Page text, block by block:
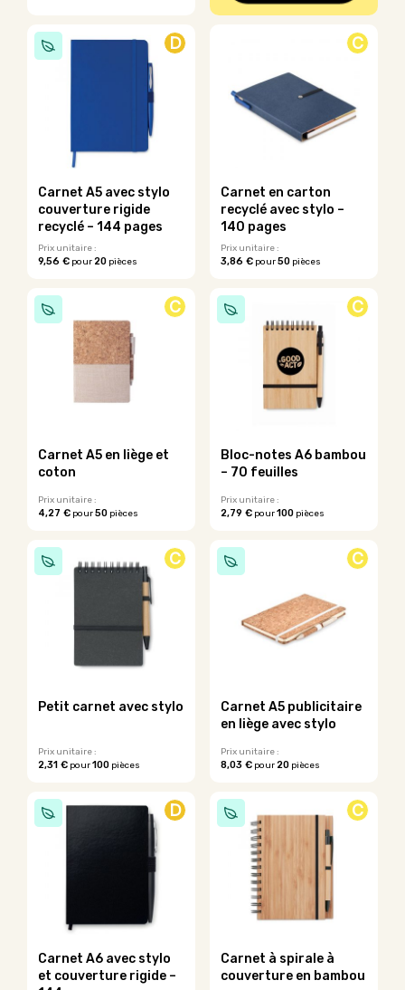
produit
a
plusieurs
choisies
sur
la
page
du
produit
D
Carnet A5 avec stylo
couverture rigide
recyclé – 144 pages
Prix unitaire :
9,56 € pour20 pièces
produit
a
plusieurs
variations.
sur
du
produit
C
Carnet en carton
recyclé avec stylo –
140 pages
Prix unitaire :
3,86 €pour50pièces
C
Carnet A5 en liège et
coton
Prix unitaire :
4,27 € pour50 pièces
produit
a
plusieurs
options
sur
du
produit
C
Bloc-notes A6 bambou
– 70 feuilles
Prix unitaire :
2,79 €pour100pièces
produit
a
plusieurs
options
sur
du
produit
C
Petit carnet avec stylo
Prix unitaire :
2,31 € pour100 pièces
produit
a
plusieurs
choisies
sur
page
C
Carnet A5 publicitaire
en liège avec stylo
Prix unitaire :
8,03 €pour20pièces
D
Carnet A6 avec stylo
et couverture rigide –
C
Carnet à spirale à
couverture en bambou